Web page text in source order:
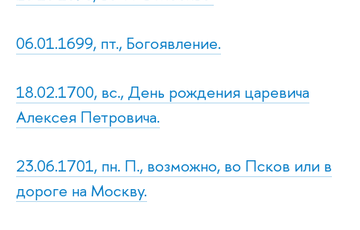
06.01.1699, пт., Богоявление.
18.02.1700, вс., День рождения царевича
Алексея Петровича.
23.06.1701, пн. П., возможно, во Псков или в
дороге на Москву.